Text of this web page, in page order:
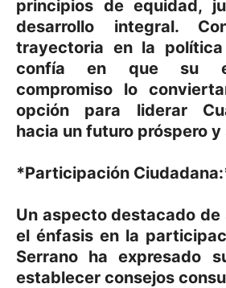
principios de equidad,
desarrollo integral.
trayectoria en la política
confía en que su
compromiso lo
opción para liderar
hacia un futuro próspero
*Participación
Un aspecto destacado de
el énfasis en la
Serrano ha expresado
establecer consejos